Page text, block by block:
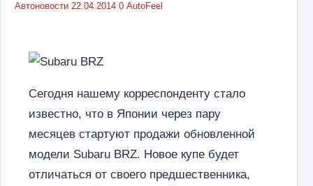
Автоновости 22.04.2014 0 AutoFeel
Сегодня нашему корреспонденту стало
известно, что в Японии через пару
месяцев стартуют продажи обновленной
модели Subaru BRZ. Новое купе будет
отличаться от своего предшественника,